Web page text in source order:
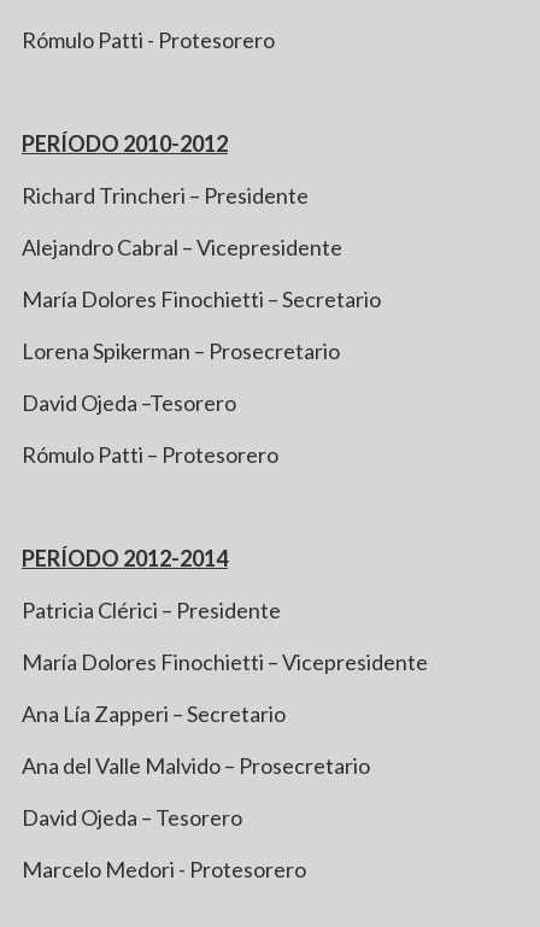
Rómulo Patti - Protesorero
PERÍODO 2010-2012
Richard Trincheri – Presidente
Alejandro Cabral – Vicepresidente
María Dolores Finochietti – Secretario
Lorena Spikerman – Prosecretario
David Ojeda –Tesorero
Rómulo Patti – Protesorero
PERÍODO 2012-2014
Patricia Clérici – Presidente
María Dolores Finochietti – Vicepresidente
Ana Lía Zapperi – Secretario
Ana del Valle Malvido – Prosecretario
David Ojeda – Tesorero
Marcelo Medori - Protesorero